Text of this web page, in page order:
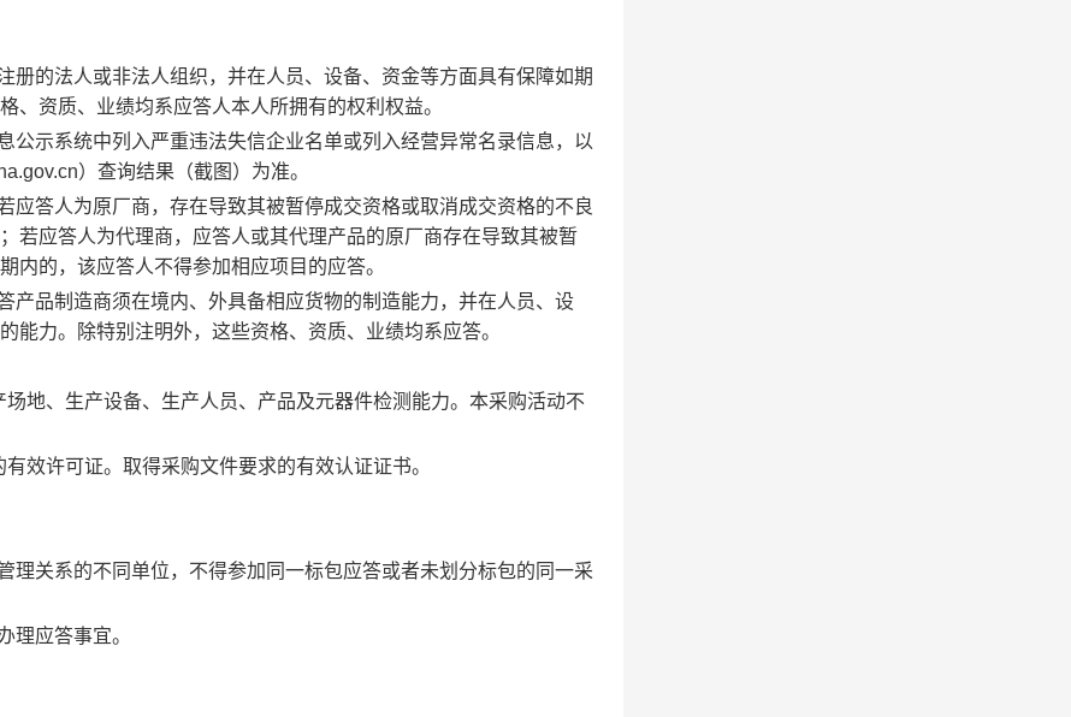
册的法人或非法人组织，并在人员、设备、资金等方面具有保障如期
、资质、业绩均系应答人本人所拥有的权利权益。
公示系统中列入严重违法失信企业名单或列入经营异常名录信息，以
）查询结果（截图）为准。
应答人为原厂商，存在导致其被暂停成交资格或取消成交资格的不良
若应答人为代理商，应答人或其代理产品的原厂商存在导致其被暂
内的，该应答人不得参加相应项目的应答。
产品制造商须在境内、外具备相应货物的制造能力，并在人员、设
力。除特别注明外，这些资格、资质、业绩均系应答。
地、生产设备、生产人员、产品及元器件检测能力。本采购活动不
效许可证。取得采购文件要求的有效认证证书。
理关系的不同单位，不得参加同一标包应答或者未划分标包的同一采
理应答事宜。